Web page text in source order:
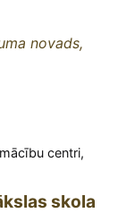
novads,
centri,
skola